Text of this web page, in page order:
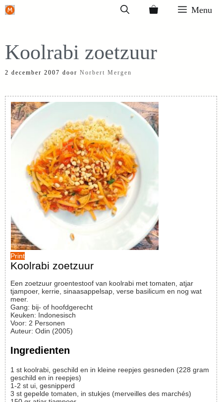
Ga
inhoud
Menu
Koolrabi zoetzuur
2 december 2007 door Norbert Mergen
Print
Koolrabi zoetzuur
Een zoetzuur groentestoof van koolrabi met tomaten, atjar
tjampoer, kerrie, sinaasappelsap, verse basilicum en nog wat
meer.
Gang: bij- of hoofdgerecht
Keuken: Indonesisch
Voor: 2 Personen
Auteur: Odin (2005)
Ingredienten
1 st koolrabi, geschild en in kleine reepjes gesneden (228 gram
geschild en in reepjes)
1-2 st ui, gesnipperd
3 st gepelde tomaten, in stukjes (merveilles des marchés)